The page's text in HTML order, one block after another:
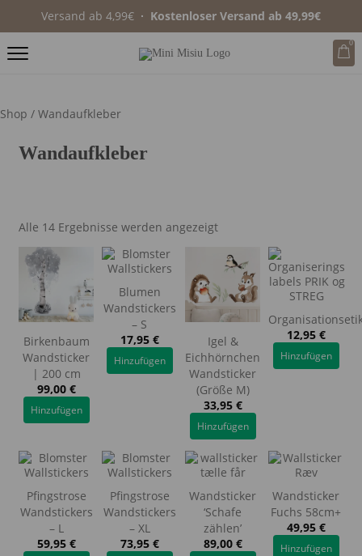
Versand ab 4,99€ ∙ Kostenloser Versand ab 49,99€
0
Shop / Wandaufkleber
Wandaufkleber
Alle 14 Ergebnisse werden angezeigt
Birkenbaum
Wandsticker
| 200 cm
99,00 €
Hinzufügen
Blumen
Wandstickers
– S
17,95 €
Hinzufügen
Igel &
Eichhörnchen
Wandsticker
(Größe M)
33,95 €
Hinzufügen
12,95 €
Hinzufügen
Pfingstrose
Wandstickers
– L
59,95 €
Pfingstrose
Wandstickers
– XL
73,95 €
Wandsticker
‘Schafe
zählen’
89,00 €
Wandsticker
Fuchs 58cm+
49,95 €
Hinzufügen